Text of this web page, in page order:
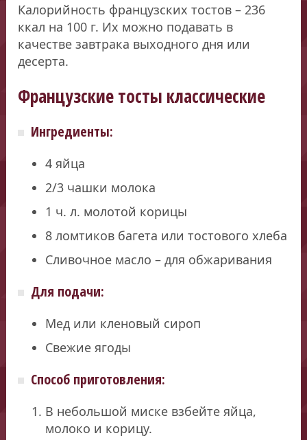
Калорийность французских тостов – 236
ккал на 100 г. Их можно подавать в
качестве завтрака выходного дня или
десерта.
Французские тосты классические
Ингредиенты:
4 яйца
2/3 чашки молока
1 ч. л. молотой корицы
8 ломтиков багета или тостового хлеба
Сливочное масло – для обжаривания
Для подачи:
Мед или кленовый сироп
Свежие ягоды
Способ приготовления:
В небольшой миске взбейте яйца,
молоко и корицу.